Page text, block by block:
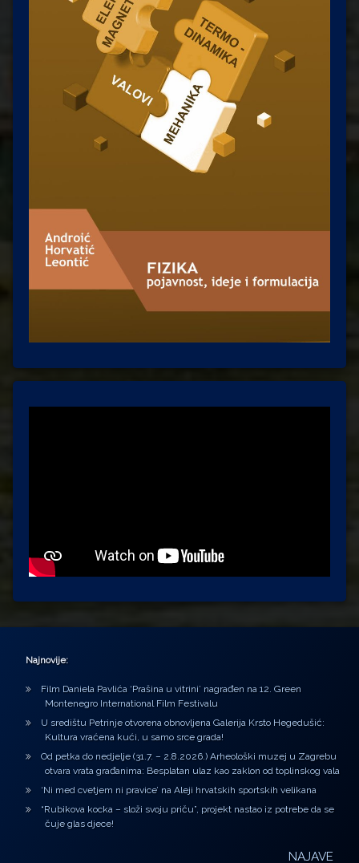
Najnovije:
Film Daniela Pavlića ‘Prašina u vitrini’ nagrađen na 12. Green
Montenegro International Film Festivalu
U središtu Petrinje otvorena obnovljena Galerija Krsto Hegedušić:
Kultura vraćena kući, u samo srce grada!
Od petka do nedjelje (31.7. – 2.8.2026.) Arheološki muzej u Zagrebu
otvara vrata građanima: Besplatan ulaz kao zaklon od toplinskog vala
‘Ni med cvetjem ni pravice’ na Aleji hrvatskih sportskih velikana
“Rubikova kocka – složi svoju priču”, projekt nastao iz potrebe da se
čuje glas djece!
NAJAVE